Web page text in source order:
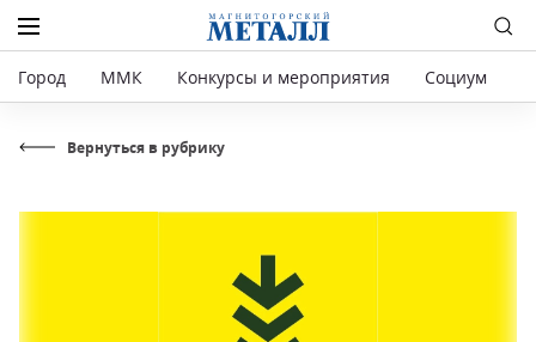
Город ММК Конкурсы и мероприятия Социум
Вернуться в рубрику